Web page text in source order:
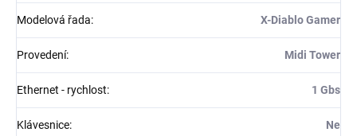
Modelová řada: X-Diablo Gamer
Provedení: Midi Tower
Ethernet - rychlost: 1 Gbs
Klávesnice: Ne